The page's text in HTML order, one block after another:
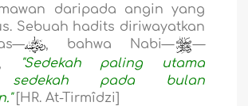
daripada angin yang
Sebuah hadits diriwayatkan
, bahwa Nabi—
—
"Sedekah paling utama
sedekah pada bulan
[HR. At-Tirmîdzi]